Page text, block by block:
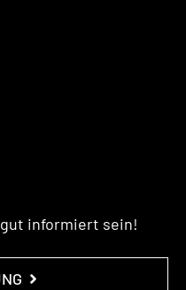
informiert sein!